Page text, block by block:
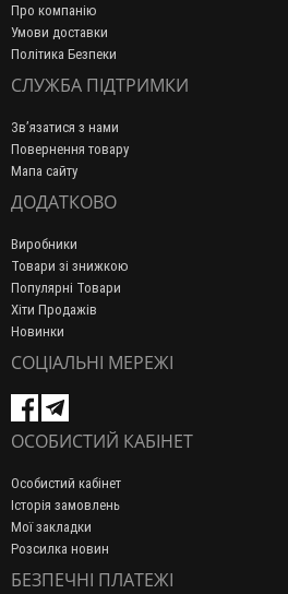
Про компанію
Умови доставки
Політика Безпеки
СЛУЖБА ПІДТРИМКИ
Зв’язатися з нами
Повернення товару
Мапа сайту
ДОДАТКОВО
Виробники
Товари зі знижкою
Популярні Товари
Хіти Продажів
Новинки
СОЦІАЛЬНІ МЕРЕЖІ
ОСОБИСТИЙ КАБІНЕТ
Особистий кабінет
Історія замовлень
Мої закладки
Розсилка новин
БЕЗПЕЧНІ ПЛАТЕЖІ